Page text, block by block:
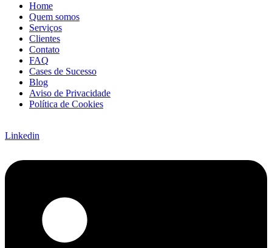
Home
Quem somos
Serviços
Clientes
Contato
FAQ
Cases de Sucesso
Blog
Aviso de Privacidade
Política de Cookies
Linkedin